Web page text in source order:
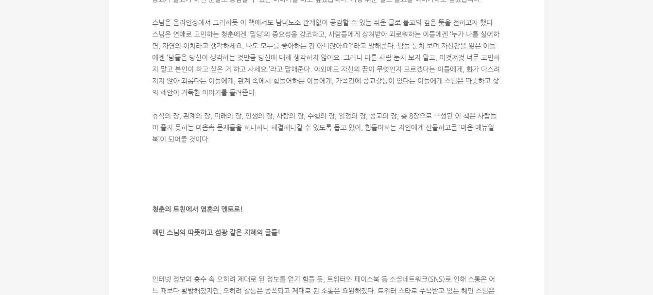
스님은 온라인상에서 그러하듯 이 책에서도 남녀노소 관계없이 공감할 수 있는 쉬운 글로 불교의 깊은 뜻을 전하고자 했다.
스님은 연애로 고민하는 청춘에겐 ‘밀당’의 중요성을 강조하고, 사람들에게 상처받아 괴로워하는 이들에겐 ‘누가 나를 싫어하
면, 자연의 이치라고 생각하세요. 나도 모두를 좋아하는 건 아니잖아요?’라고 말해준다. 남들 눈치 보며 자신감을 잃은 이들
에겐 ‘남들은 당신이 생각하는 것만큼 당신에 대해 생각하지 않아요. 그러니 다른 사람 눈치 보지 말고, 이것저것 너무 고민하
지 말고 본인이 하고 싶은 거 하고 사세요.’라고 말해준다. 이외에도 자신의 꿈이 무엇인지 모르겠다는 이들에게, 화가 다스려
지지 않아 괴롭다는 이들에게, 관계 속에서 힘들어하는 이들에게, 가족간에 종교갈등이 있다는 이들에게 스님은 따뜻하고 삶
의 혜안이 가득한 이야기를 들려준다.
휴식의 장, 관계의 장, 미래의 장, 인생의 장, 사랑의 장, 수행의 장, 열정의 장, 종교의 장, 총 8장으로 구성된 이 책은 사람들
이 풀지 못하는 마음속 문제들을 하나하나 해결해나갈 수 있도록 돕고 있어, 힘들어하는 지인에게 선물하고픈 ‘마음 매뉴얼
북’이 되어줄 것이다.
청춘의 트친에서 영혼의 멘토로!
혜민 스님의 따뜻하고 섬광 같은 지혜의 글들!
인터넷 정보의 홍수 속 오히려 제대로 된 정보를 얻기 힘들 듯, 트위터와 페이스북 등 소셜네트워크(SNS)로 인해 소통은 어
느 때보다 활발해졌지만, 오히려 갈등은 증폭되고 제대로 된 소통은 요원해졌다. 트위터 스타로 주목받고 있는 혜민 스님은